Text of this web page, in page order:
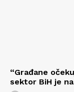
“Građane
sektor BiH je